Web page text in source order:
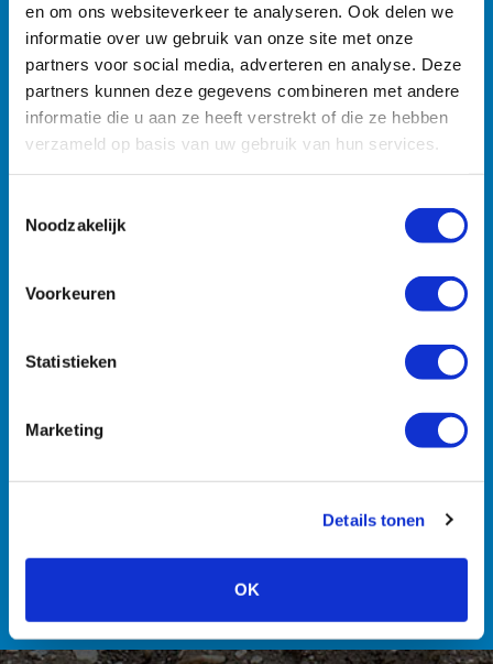
en om ons websiteverkeer te analyseren. Ook delen we
informatie over uw gebruik van onze site met onze
partners voor social media, adverteren en analyse. Deze
partners kunnen deze gegevens combineren met andere
informatie die u aan ze heeft verstrekt of die ze hebben
verzameld op basis van uw gebruik van hun services.
Noodzakelijk
Voorkeuren
Statistieken
Marketing
Details tonen
OK
Machines
Zoekt u specifieke machines? U vindt ze razendsnel met
onze zoekmachine.
Hulpmiddelen